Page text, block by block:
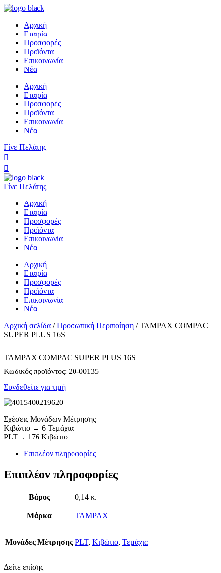
Αρχική
Εταιρία
Προσφορές
Προϊόντα
Επικοινωνία
Νέα
Αρχική
Εταιρία
Προσφορές
Προϊόντα
Επικοινωνία
Νέα
Γίνε Πελάτης
Γίνε Πελάτης
Αρχική
Εταιρία
Προσφορές
Προϊόντα
Επικοινωνία
Νέα
Αρχική
Εταιρία
Προσφορές
Προϊόντα
Επικοινωνία
Νέα
Αρχική σελίδα /Προσωπική Περιποίηση / TAMPAX COMPAC
SUPER PLUS 16S
TAMPAX COMPAC SUPER PLUS 16S
Κωδικός προϊόντος: 20-00135
Συνδεθείτε για τιμή
Σχέσεις Μονάδων Μέτρησης
Κιβώτιο → 6 Τεμάχια
PLT→ 176 Κιβώτιο
Επιπλέον πληροφορίες
Επιπλέον πληροφορίες
Βάρος 0,14 κ.
Μάρκα TAMPAX
Μονάδες Μέτρησης PLT, Κιβώτιο, Τεμάχια
Δείτε επίσης